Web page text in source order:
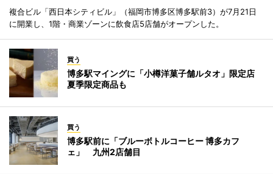
複合ビル「西日本シティビル」（福岡市博多区博多駅前3）が7月21日
に開業し、1階・商業ゾーンに飲食店5店舗がオープンした。
買う
博多駅マイングに「小樽洋菓子舗ルタオ」限定店
夏季限定商品も
買う
博多駅前に「ブルーボトルコーヒー 博多カフ
ェ」 九州2店舗目